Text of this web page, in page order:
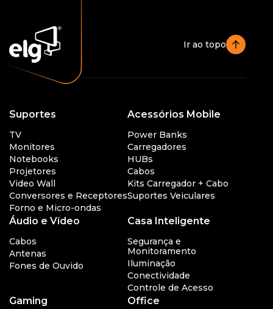
Central de Downloads
Fale com a ELG
Ir ao topo
Suportes
TV
Monitores
Notebooks
Projetores
Video Wall
Conversores e Receptores
Forno e Micro-ondas
Acessórios Mobile
Power Banks
Carregadores
HUBs
Cabos
Kits Carregador + Cabo
Suportes Veiculares
Áudio e Vídeo
Cabos
Antenas
Fones de Ouvido
Casa Inteligente
Segurança e
Monitoramento
Iluminação
Conectividade
Controle de Acesso
Gaming Office